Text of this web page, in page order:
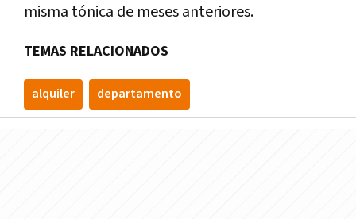
misma tónica de meses anteriores.
TEMAS RELACIONADOS
alquiler departamento